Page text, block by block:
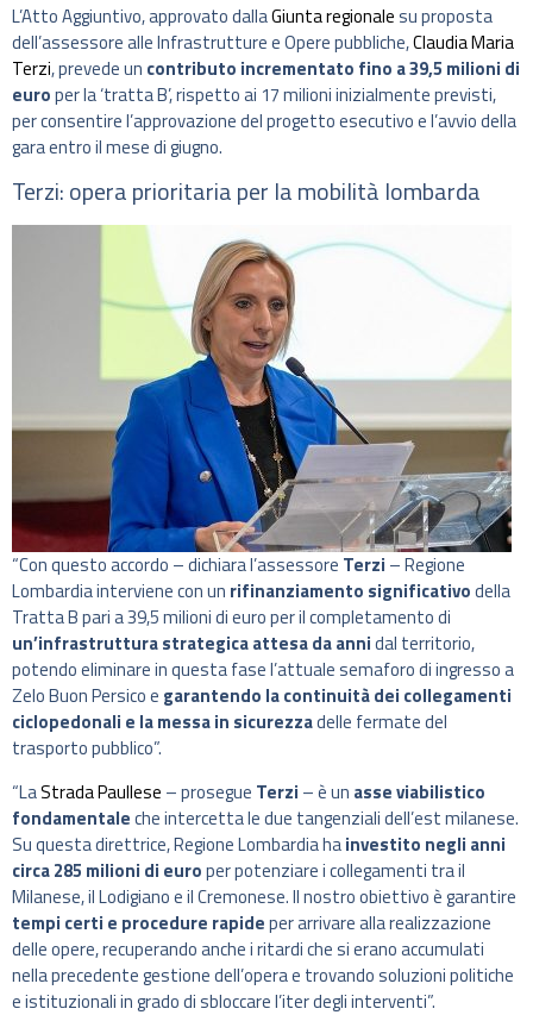
L’Atto Aggiuntivo, approvato dallaGiunta regionalesu proposta
dell’assessore alle Infrastrutture e Opere pubbliche,Claudia Maria
Terzi, prevede un contributo incrementato fino a 39,5 milioni di
europer la ‘tratta B’, rispetto ai 17 milioni inizialmente previsti,
per consentire l’approvazione del progetto esecutivo e l’avvio della
gara entro il mese di giugno.
Terzi: opera prioritaria per la mobilità lombarda
“Con questo accordo – dichiara l’assessore Terzi – Regione
Lombardia interviene con un rifinanziamento significativodella
Tratta B pari a 39,5 milioni di euro per il completamento di
un’infrastruttura strategica attesa da annidal territorio,
potendo eliminare in questa fase l’attuale semaforo di ingresso a
Zelo Buon Persico e garantendo la continuità dei collegamenti
ciclopedonali e la messa in sicurezzadelle fermate del
trasporto pubblico”.
“LaStrada Paullese – prosegue Terzi – è un asse viabilistico
fondamentaleche intercetta le due tangenziali dell’est milanese.
Su questa direttrice, Regione Lombardia hainvestito negli anni
circa 285 milioni di europer potenziare i collegamenti tra il
Milanese, il Lodigiano e il Cremonese. Il nostro obiettivo è garantire
tempi certi e procedure rapideper arrivare alla realizzazione
delle opere, recuperando anche i ritardi che si erano accumulati
nella precedente gestione dell’opera e trovando soluzioni politiche
e istituzionali in grado di sbloccare l’iter degli interventi”.